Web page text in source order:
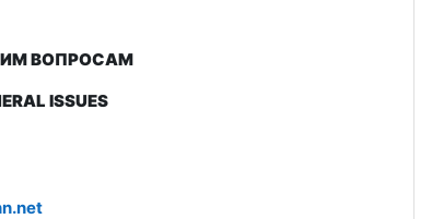
ВОПРОСАМ
ISSUES